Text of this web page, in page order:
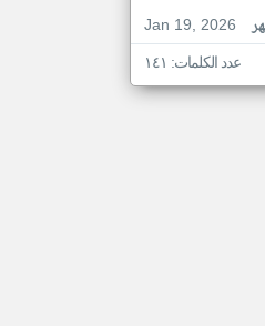
Jan 19, 2026
عدد الكلمات: ١٤١